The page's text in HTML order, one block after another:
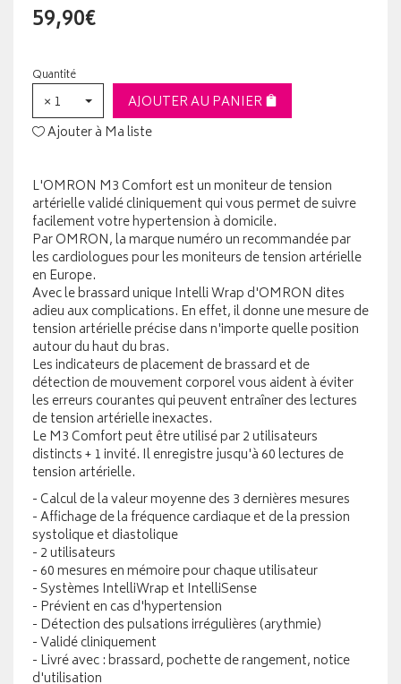
59,90€
Quantité
× 1
AJOUTER AU PANIER
Ajouter à Ma liste
L'OMRON M3 Comfort est un moniteur de tension
artérielle validé cliniquement qui vous permet de suivre
facilement votre hypertension à domicile.
Par OMRON, la marque numéro un recommandée par
les cardiologues pour les moniteurs de tension artérielle
en Europe.
Avec le brassard unique Intelli Wrap d'OMRON dites
adieu aux complications. En effet, il donne une mesure de
tension artérielle précise dans n'importe quelle position
autour du haut du bras.
Les indicateurs de placement de brassard et de
détection de mouvement corporel vous aident à éviter
les erreurs courantes qui peuvent entraîner des lectures
de tension artérielle inexactes.
Le M3 Comfort peut être utilisé par 2 utilisateurs
distincts + 1 invité. Il enregistre jusqu'à 60 lectures de
tension artérielle.
- Calcul de la valeur moyenne des 3 dernières mesures
- Affichage de la fréquence cardiaque et de la pression
systolique et diastolique
- 2 utilisateurs
- 60 mesures en mémoire pour chaque utilisateur
- Systèmes IntelliWrap et IntelliSense
- Prévient en cas d'hypertension
- Détection des pulsations irrégulières (arythmie)
- Validé cliniquement
- Livré avec : brassard, pochette de rangement, notice
d'utilisation